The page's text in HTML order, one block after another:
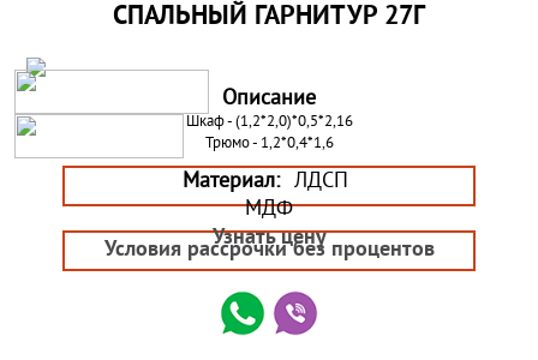
СПАЛЬНЫЙ ГАРНИТУР 27Г
Описание
Шкаф - (1,2*2,0)*0,5*2,16
Трюмо - 1,2*0,4*1,6
Материал: ЛДСП
МДФ
Узнать цену
Условия рассрочки без процентов